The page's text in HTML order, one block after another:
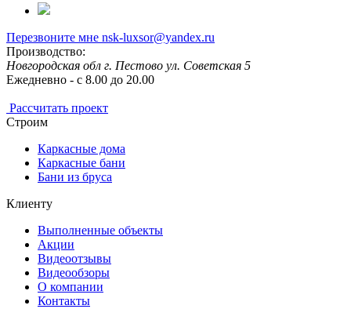
Перезвоните мне nsk-luxsor@yandex.ru
Производство:
Новгородская обл г. Пестово ул. Советская 5
Ежедневно - с 8.00 до 20.00
Рассчитать проект
Строим
Каркасные дома
Каркасные бани
Бани из бруса
Клиенту
Выполненные объекты
Акции
Видеоотзывы
Видеообзоры
О компании
Контакты